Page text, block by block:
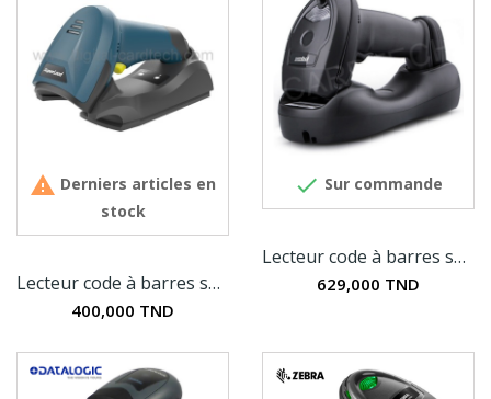
 Derniers articles en
stock
Lecteur code à barres sans fil 2D SuperLead 2620BT
400,000 TND
 Sur commande
Lecteur code à barres sans fil Zebra Li4278
629,000 TND